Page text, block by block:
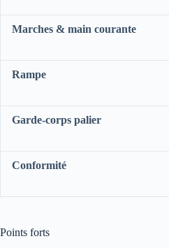
Marches & main courante
Rampe
Garde-corps palier
Conformité
Points forts